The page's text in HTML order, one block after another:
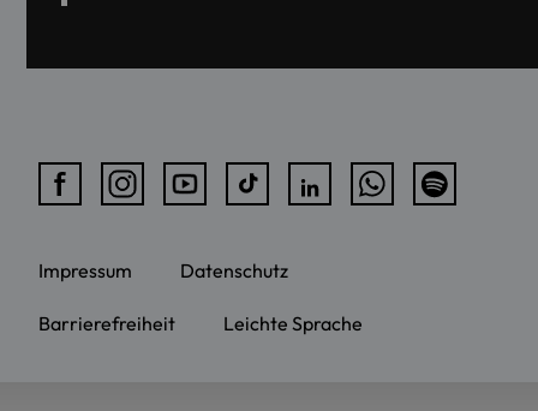
Impressum Datenschutz
Barrierefreiheit Leichte Sprache